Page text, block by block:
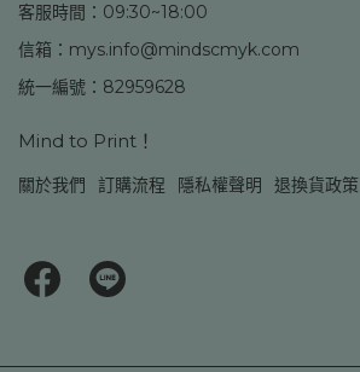
客服時間：09:30~18:00
信箱：mys.info@mindscmyk.com
統一編號：82959628
Mind to Print！
關於我們 訂購流程 隱私權聲明 退換貨政策